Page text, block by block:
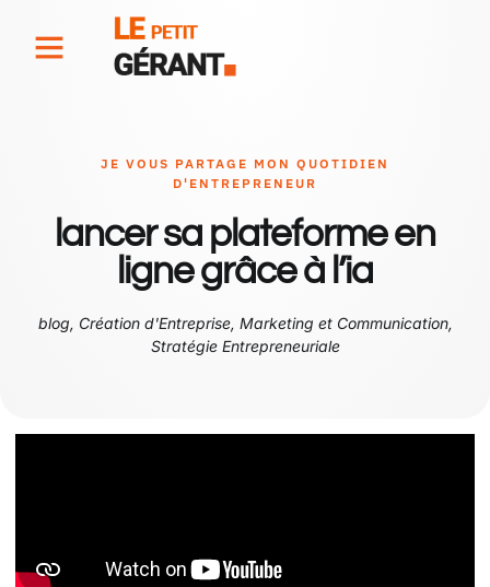
JE VOUS PARTAGE MON QUOTIDIEN
D'ENTREPRENEUR
lancer sa plateforme en
ligne grâce à l’ia
blog, Création d'Entreprise, Marketing et Communication,
Stratégie Entrepreneuriale